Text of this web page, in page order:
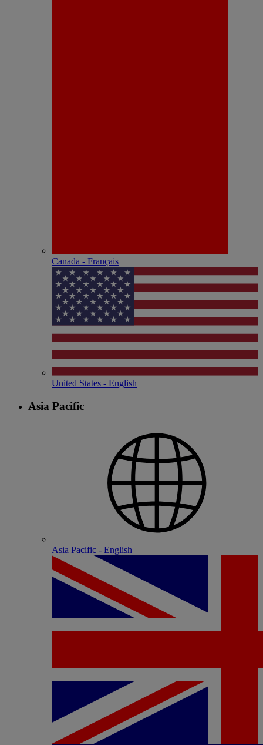
Canada - Français
United States - English
Asia Pacific
Asia Pacific - English